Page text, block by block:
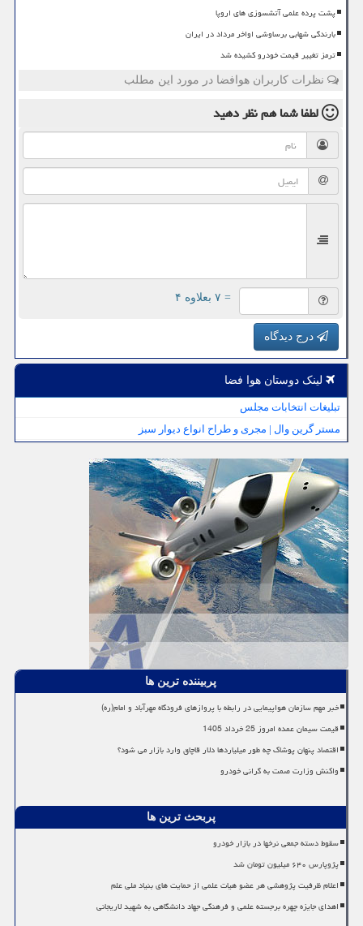
پشت پرده علمی آتشسوزی های اروپا
بارندگی شهابی برساوشی اواخر مرداد در ایران
ترمز تغییر قیمت خودرو کشیده شد
نظرات کاربران هوافضا در مورد این مطلب
لطفا شما همنظر دهید
= ۷ بعلاوه ۴
درج دیدگاه
لینک دوستان هوا فضا
تبلیغات انتخابات مجلس
مستر گرین وال | مجری و طراح انواع دیوار سبز
پربیننده ترین ها
خبر مهم سازمان هواپیمایی در رابطه با پروازهای فرودگاه مهرآباد و امام(ره)
قیمت سیمان عمده امروز 25 خرداد 1405
اقتصاد پنهان پوشاک چه طور میلیاردها دلار قاچاق وارد بازار می شود؟
واکنش وزارت صمت به گرانی خودرو
پربحث ترین ها
سقوط دسته جمعی نرخها در بازار خودرو
پژوپارس ۶۴۰ میلیون تومان شد
اعلام ظرفیت پژوهشی هر عضو هیات علمی از حمایت های بنیاد ملی علم
اهدای جایزه چهره برجسته علمی و فرهنگی جهاد دانشگاهی به شهید لاریجانی